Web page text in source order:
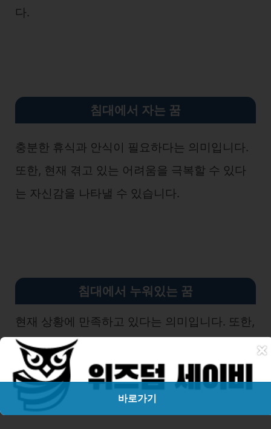
다.
침대에서 자는 꿈
충분한 휴식과 안식이 필요하다는 의미입니다.
또한, 현재 겪고 있는 어려움을 극복할 수 있다
는 자신감을 나타낼 수 있습니다.
침대에서 누워있는 꿈
현재 상황에 만족하고 있다는 의미입니다. 또한,
새로운 계획을 세우거나 미래를 상상하는 시간
을 가질 필요가 있다는 암시일 수 있습니다.
×
바로가기